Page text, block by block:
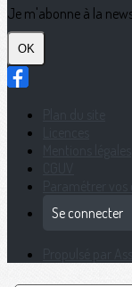
Je m'abonne à la
OK
Se connecter